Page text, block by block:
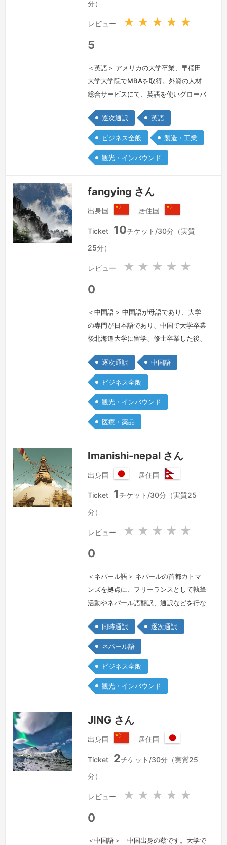
分）
レビュー ★ ★ ★ ★ ★
5
＜英語＞ アメリカの大学卒業、早稲田
大学大学院でMBAを取得。外資の人材
総合サービスにて、英語を使いグローバ
マーケティング、経営層との社内会議に
てプロジェクト推進と共に通訳、翻訳を
担当。人材、広告分野で通訳およびプロ
ジェクト推進を行ってきましたので、ビ
きますので、よろしくお願いいたしま
続きを見る »
逐次通訳 英語
ビジネス全般 製造・工業
観光・インバウンド
fangying さん
出身国
華
共
居住国
華
共
Ticket 10チケット/30分（実質
25分）
レビュー ★ ★ ★ ★ ★
0
＜中国語＞ 中国語が母語であり、大学
の専門が日本語であり、中国で大学卒業
後北海道大学に留学、修士卒業した後、
任しています。仕事が日本語と中国語、
両方とも使っており、業務上、通訳する
ことも多く、ビジネス全般を通訳する自
信あり、また昨年医療通訳２級取得しま
した。また仕事はEC業務がメインであ
り、ECに纏わるオンラインビジネス、
よろ… 続きを見る »
逐次通訳 中国語
ビジネス全般
観光・インバウンド
医療・薬品
Imanishi-nepal さん
出身国
本
居住国
パ
連
共
和
国
Ticket 1チケット/30分（実質25
分）
レビュー ★ ★ ★ ★ ★
0
＜ネパール語＞ ネパールの首都カトマ
ンズを拠点に、フリーランスとして執筆
活動やネパール語翻訳、通訳などを行な
2015年に国立トリブバン大学でネパー
ル語を学び、以降ネパール語通訳や翻
訳、ネパール語での講演活動を行ってお
ります。文法的に正しいことはもちろ
ん、ネパール人の気持ちや思考パター
ン、文化を理解したうえでの翻訳・通訳
同時通訳 逐次通訳
ネパール語
ビジネス全般
観光・インバウンド
JING さん
出身国
華
共
居住国
本
Ticket 2チケット/30分（実質25
分）
レビュー ★ ★ ★ ★ ★
0
＜中国語＞ 中国出身の蔡です。大学で